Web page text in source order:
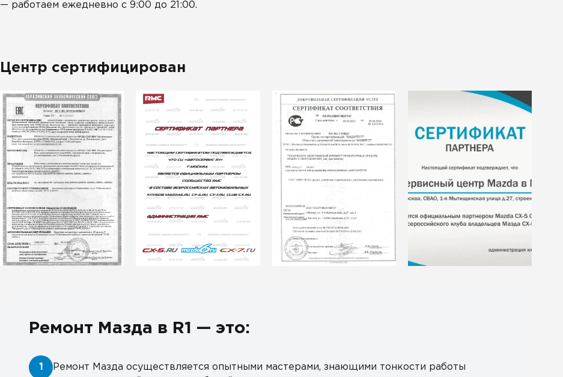
— работаем ежедневно с 9:00 до 21:00.
Центр сертифицирован
Ремонт Мазда в R1 — это:
1
Ремонт Мазда осуществляется опытными мастерами, знающими тонкости работы